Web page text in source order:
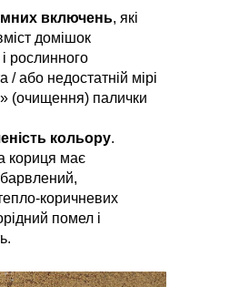
включень, які
домішок
рослинного
/ або недостатній мірі
(очищення) палички
кольору.
кориця має
коричневих
помел і